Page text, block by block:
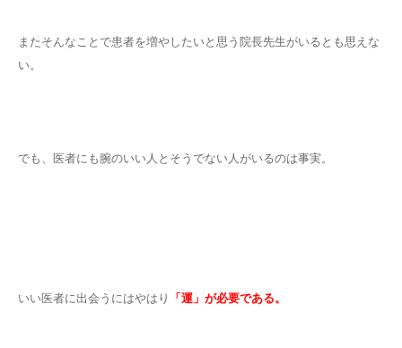
またそんなことで患者を増やしたいと思う院長先生がいるとも思えな
い。
でも、医者にも腕のいい人とそうでない人がいるのは事実。
いい医者に出会うにはやはり 「運」が必要である。